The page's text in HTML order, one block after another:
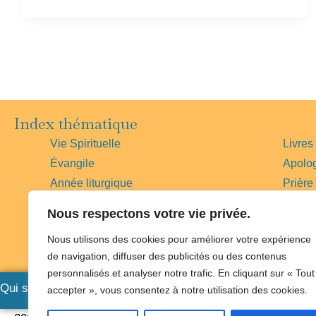
Nous respectons votre vie privée.
Nous utilisons des cookies pour améliorer votre expérience
de navigation, diffuser des publicités ou des contenus
personnalisés et analyser notre trafic. En cliquant sur « Tout
accepter », vous consentez à notre utilisation des cookies.
Index thématique
Vie Spirituelle
Évangile
Année liturgique
Messe
Foi
Livres
Prière
Église
Pape
Qui sommes-nous Nous soutenir |Où nous trouver |Un